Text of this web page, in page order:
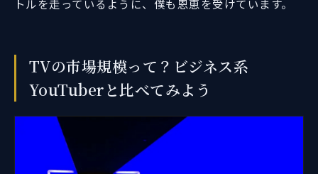
トルを走っているように、僕も恩恵を受けています。
TVの市場規模って？ビジネス系
YouTuberと比べてみよう